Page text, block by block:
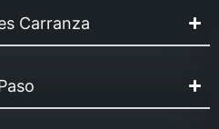
Carranza